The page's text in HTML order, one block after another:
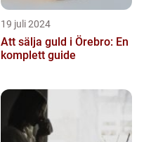
19 juli 2024
Att sälja guld i Örebro: En
komplett guide